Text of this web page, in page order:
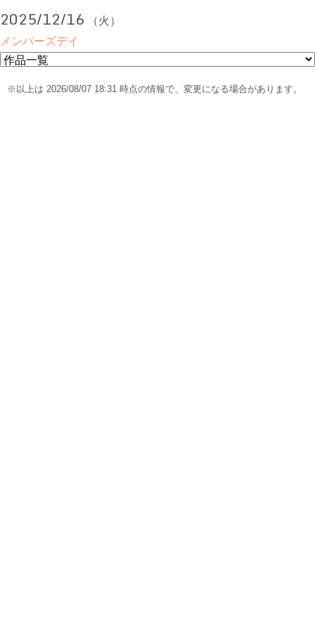
2025/12/16 （火）
メンバーズデイ
※以上は 2026/08/07 18:31 時点の情報で、変更になる場合があります。